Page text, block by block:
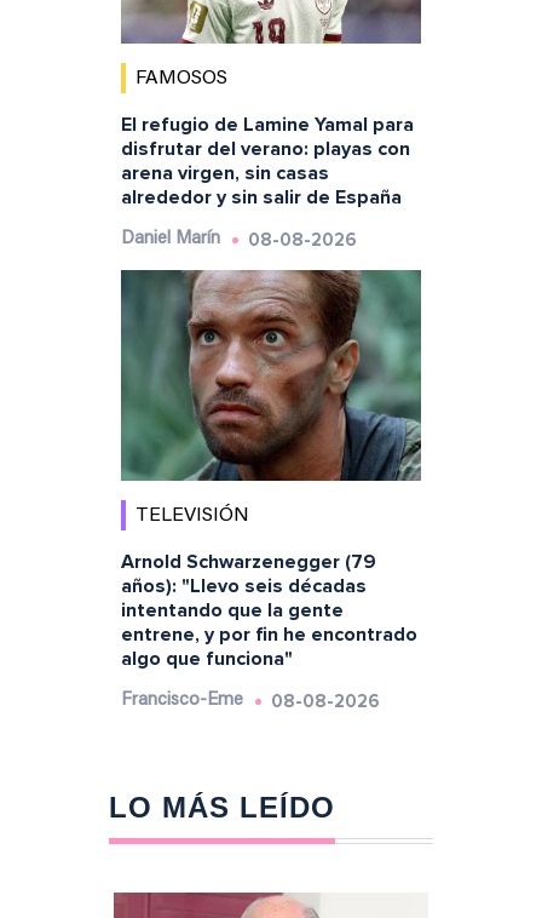
FAMOSOS
El refugio de Lamine Yamal para
disfrutar del verano: playas con
arena virgen, sin casas
alrededor y sin salir de España
Daniel Marín 08-08-2026
TELEVISIÓN
Arnold Schwarzenegger (79
años): "Llevo seis décadas
intentando que la gente
entrene, y por fin he encontrado
algo que funciona"
Francisco-Eme 08-08-2026
LO MÁS LEÍDO